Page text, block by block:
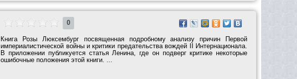
0
Книга Розы Люксембург посвященная подробному анализу причин Первой
империалистической войны и критики предательства вождей II Интернационала.
В приложении публикуется статья Ленина, где он подверг критике некоторые
ошибочные положения этой книги. ...